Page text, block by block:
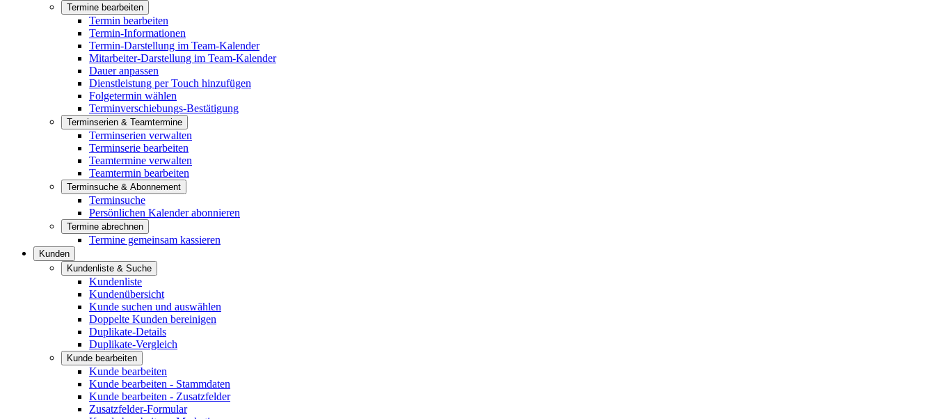
Termine bearbeiten
Termin bearbeiten
Termin-Informationen
Termin-Darstellung im Team-Kalender
Mitarbeiter-Darstellung im Team-Kalender
Dauer anpassen
Dienstleistung per Touch hinzufügen
Folgetermin wählen
Terminverschiebungs-Bestätigung
Terminserien & Teamtermine
Terminserien verwalten
Terminserie bearbeiten
Teamtermine verwalten
Teamtermin bearbeiten
Terminsuche & Abonnement
Terminsuche
Persönlichen Kalender abonnieren
Termine abrechnen
Termine gemeinsam kassieren
Kunden
Kundenliste & Suche
Kundenliste
Kundenübersicht
Kunde suchen und auswählen
Doppelte Kunden bereinigen
Duplikate-Details
Duplikate-Vergleich
Kunde bearbeiten
Kunde bearbeiten
Kunde bearbeiten - Stammdaten
Kunde bearbeiten - Zusatzfelder
Zusatzfelder-Formular